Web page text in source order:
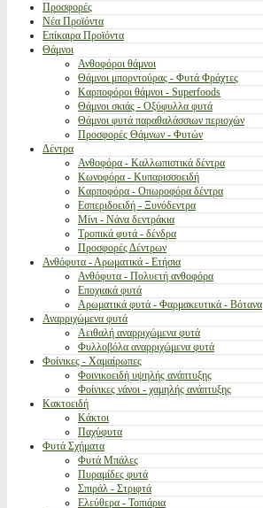
Προσφορές
Νέα Προϊόντα
Επίκαιρα Προϊόντα
Θάμνοι
Ανθοφόροι θάμνοι
Θάμνοι μπορντούρας - Φυτά Φράχτες
Καρποφόροι θάμνοι - Superfoods
Θάμνοι σκιάς - Οξύφυλλα φυτά
Θάμνοι φυτά παραθαλάσσιων περιοχών
Προσφορές Θάμνων - Φυτών
Δέντρα
Ανθοφόρα - Καλλωπιστικά δέντρα
Κωνοφόρα - Κυπαρισσοειδή
Καρποφόρα - Οπωροφόρα δέντρα
Εσπεριδοειδή - Ξυνόδεντρα
Μίνι - Νάνα δεντράκια
Τροπικά φυτά - δένδρα
Προσφορές Δέντρων
Ανθόφυτα - Αρωματικά - Ετήσια
Ανθόφυτα - Πολυετή ανθοφόρα
Εποχιακά φυτά
Αρωματικά φυτά - Φαρμακευτικά - Βότανα
Αναρριχώμενα φυτά
Αειθαλή αναρριχώμενα φυτά
Φυλλοβόλα αναρριχώμενα φυτά
Φοίνικες - Χαμαίρωπες
Φοινικοειδή υψηλής ανάπτυξης
Φοίνικες νάνοι - χαμηλής ανάπτυξης
Κακτοειδή
Κάκτοι
Παχύφυτα
Φυτά Σχήματα
Φυτά Μπάλες
Πυραμίδες φυτά
Σπιράλ - Στριφτά
Ελεύθερα - Τοπιάρια